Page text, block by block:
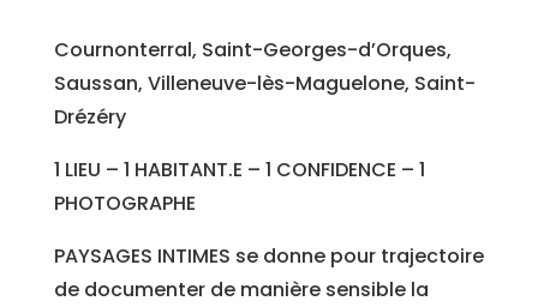
Cournonterral, Saint-Georges-d’Orques,
Saussan, Villeneuve-lès-Maguelone, Saint-
Drézéry
1 LIEU – 1 HABITANT.E – 1 CONFIDENCE – 1
PHOTOGRAPHE
PAYSAGES INTIMES se donne pour trajectoire
de documenter de manière sensible la